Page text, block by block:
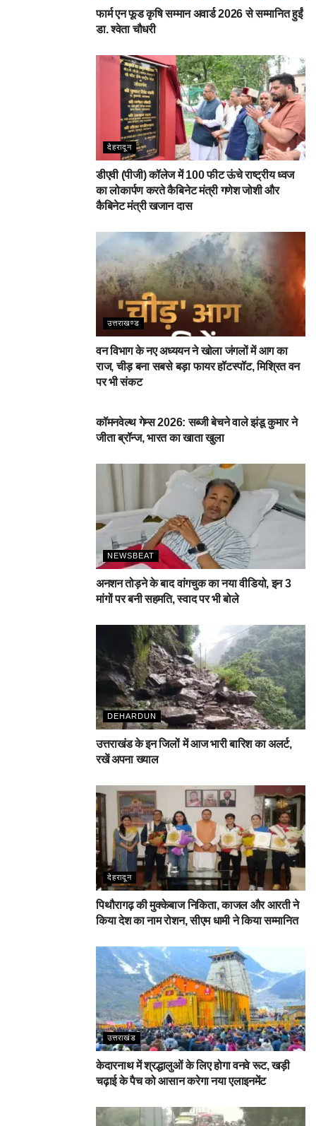
फार्म एन फूड कृषि सम्मान अवार्ड 2026 से सम्मानित हुईं
डा. श्वेता चौधरी
देहरादून
डीएवी (पीजी) कॉलेज में 100 फीट ऊंचे राष्ट्रीय ध्वज
का लोकार्पण करते कैबिनेट मंत्री गणेश जोशी और
कैबिनेट मंत्री खजान दास
उत्तराखण्ड
वन विभाग के नए अध्ययन ने खोला जंगलों में आग का
राज, चीड़ बना सबसे बड़ा फायर हॉटस्पॉट, मिश्रित वन
पर भी संकट
कॉमनवेल्थ गेम्स 2026: सब्जी बेचने वाले झंडू कुमार ने
जीता ब्रॉन्ज, भारत का खाता खुला
NEWSBEAT
अनशन तोड़ने के बाद वांगचुक का नया वीडियो, इन 3
मांगों पर बनी सहमति, स्वाद पर भी बोले
DEHARDUN
उत्तराखंड के इन जिलों में आज भारी बारिश का अलर्ट,
रखें अपना ख्याल
देहरादून
पिथौरागढ़ की मुक्केबाज निकिता, काजल और आरती ने
किया देश का नाम रोशन, सीएम धामी ने किया सम्मानित
उत्तराखंड
केदारनाथ में श्रद्धालुओं के लिए होगा वनवे रूट, खड़ी
चढ़ाई के पैच को आसान करेगा नया एलाइनमेंट